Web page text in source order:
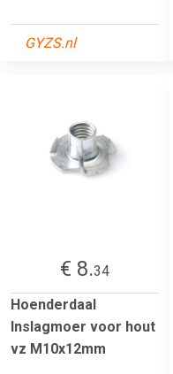
GYZS.nl
€ 8.34
Hoenderdaal
Inslagmoer voor hout
vz M10x12mm